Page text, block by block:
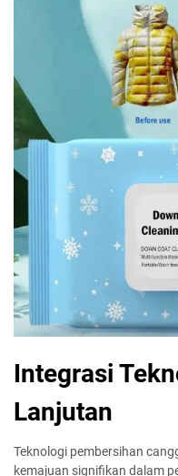
Integrasi
Lanjutan
Teknologi pembersihan
kemajuan signifikan dalam